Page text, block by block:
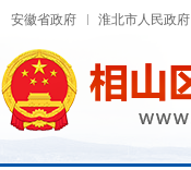
安徽省政府 淮北市人民政府